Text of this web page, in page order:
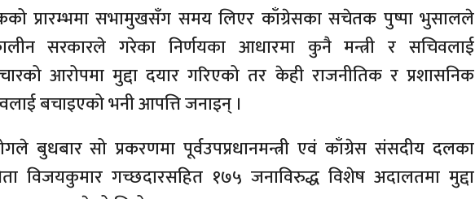
प्रारम्भमा सभामुखसँग समय लिएर काँग्रेसका सचेतक पुष्पा भुसालले
सरकारले गरेका निर्णयका आधारमा कुनै मन्त्री र सचिवलाई
आरोपमा मुद्दा दयार गरिएको तर केही राजनीतिक र प्रशासनिक
बचाइएको भनी आपत्ति जनाइन् ।
बुधबार सो प्रकरणमा पूर्वउपप्रधानमन्त्री एवं काँग्रेस संसदीय दलका
विजयकुमार गच्छदारसहित १७५ जनाविरुद्ध विशेष अदालतमा मुद्दा